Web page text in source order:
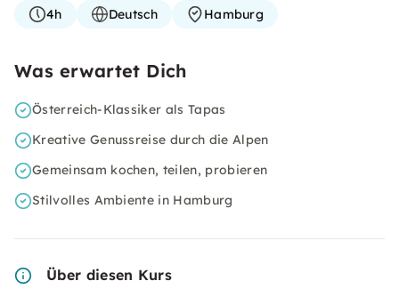
4h Deutsch Hamburg
Was erwartet Dich
Österreich-Klassiker als Tapas
Kreative Genussreise durch die Alpen
Gemeinsam kochen, teilen, probieren
Stilvolles Ambiente in Hamburg
Über diesen Kurs